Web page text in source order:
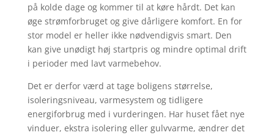
på kolde dage og kommer til at køre hårdt. Det kan
øge strømforbruget og give dårligere komfort. En for
stor model er heller ikke nødvendigvis smart. Den
kan give unødigt høj startpris og mindre optimal drift
i perioder med lavt varmebehov.
Det er derfor værd at tage boligens størrelse,
isoleringsniveau, varmesystem og tidligere
energiforbrug med i vurderingen. Har huset fået nye
vinduer, ekstra isolering eller gulvvarme, ændrer det